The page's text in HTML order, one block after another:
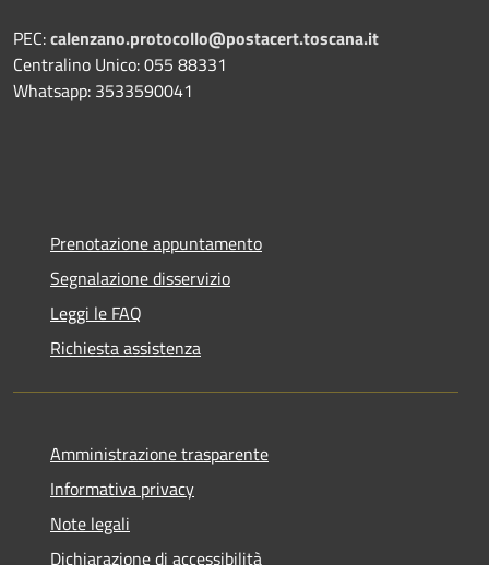
PEC:calenzano.protocollo@postacert.toscana.it
Centralino Unico: 055 88331
Whatsapp: 3533590041
Prenotazione appuntamento
Segnalazione disservizio
Leggi le FAQ
Richiesta assistenza
Amministrazione trasparente
Informativa privacy
Note legali
Dichiarazione di accessibilità